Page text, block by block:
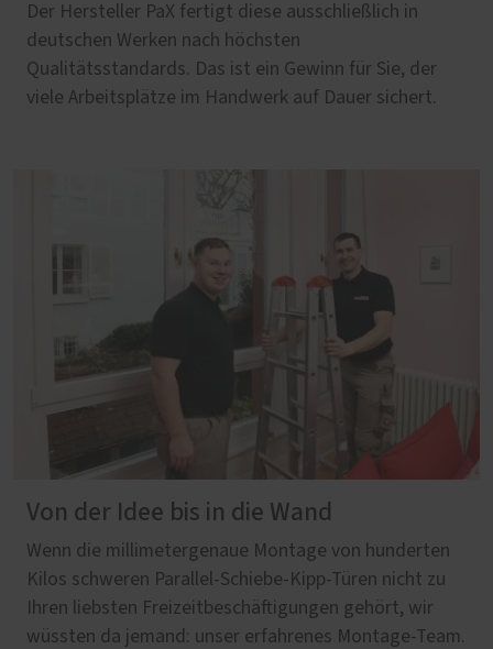
Der Hersteller PaX fertigt diese ausschließlich in
deutschen Werken nach höchsten
Qualitätsstandards. Das ist ein Gewinn für Sie, der
viele Arbeitsplätze im Handwerk auf Dauer sichert.
Von der Idee bis in die Wand
Wenn die millimetergenaue Montage von hunderten
Kilos schweren Parallel-Schiebe-Kipp-Türen nicht zu
Ihren liebsten Freizeitbeschäftigungen gehört, wir
wüssten da jemand: unser erfahrenes Montage-Team.